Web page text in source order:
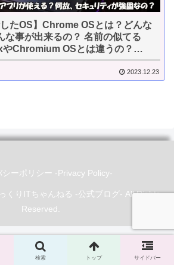
たOS】Chrome OSとは？どんな
な事が出来るの？ 名前の似てる
Chromium OSとは違うの？
2023.12.23
シーポリシー -Privacy Policy-
くりITちゃんねる -公式ブログ- All Rights
Reserved.
検索 トップ サイドバー